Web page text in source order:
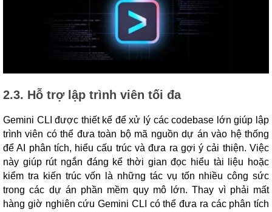
2.3. Hỗ trợ lập trình viên tối đa
Gemini CLI được thiết kế để xử lý các codebase lớn giúp lập
trình viên có thể đưa toàn bộ mã nguồn dự án vào hệ thống
để AI phân tích, hiểu cấu trúc và đưa ra gợi ý cải thiện. Việc
này giúp rút ngắn đáng kể thời gian đọc hiểu tài liệu hoặc
kiểm tra kiến trúc vốn là những tác vụ tốn nhiều công sức
trong các dự án phần mềm quy mô lớn. Thay vì phải mất
hàng giờ nghiên cứu Gemini CLI có thể đưa ra các phân tích